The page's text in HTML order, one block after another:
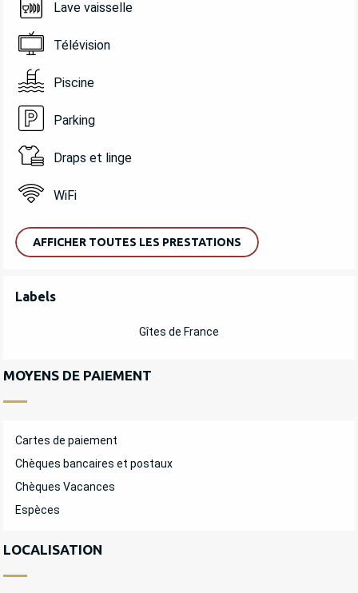
Lave vaisselle
Télévision
Piscine
Parking
Draps et linge
WiFi
AFFICHER TOUTES LES PRESTATIONS
OFFRES DE PRESTATIONS
Labels
Labels
Gîtes de France
MOYENS DE PAIEMENT
Cartes de paiement
Chèques bancaires et postaux
Chèques Vacances
Espèces
LOCALISATION